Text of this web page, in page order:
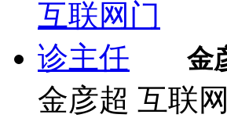
金
金彦超 互联